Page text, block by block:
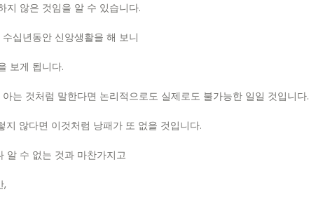
지 않은 것임을 알 수 있습니다.
십년동안 신앙생활을 해 보니
보게 됩니다.
는 것처럼 말한다면 논리적으로도 실제로도 불가능한 일일 것입니다.
않다면 이것처럼 낭패가 또 없을 것입니다.
알 수 없는 것과 마찬가지고
,